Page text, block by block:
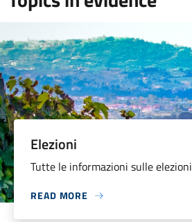
Elezioni
Tutte le informazioni sulle elezioni
READ MORE